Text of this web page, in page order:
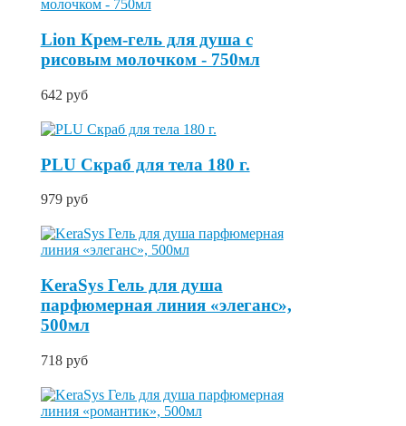
Lion Крем-гель для душа с
рисовым молочком - 750мл
642 руб
PLU Скраб для тела 180 г.
979 руб
KeraSys Гель для душа
парфюмерная линия «элеганс»,
500мл
718 руб